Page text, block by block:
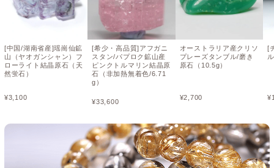
[中国/湖南省産]瑶崗仙鉱
山（ヤオガンシャン）フ
ローライト結晶原石（天
然蛍石）
¥3,100
[希少・高品質]アフガニ
スタン/パプロク鉱山産
ピンクトルマリン結晶原
石（非加熱無着色/6.71
g）
¥33,600
オーストラリア産クリソ
プレーズタンブル/磨き
原石（10.5g）
¥2,700
[
¥